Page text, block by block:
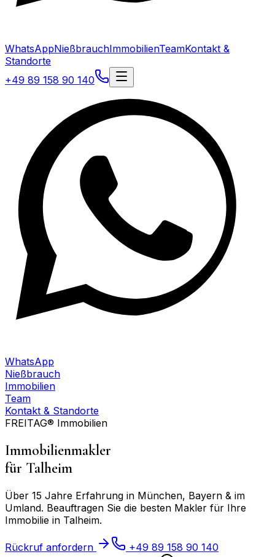
WhatsAppNießbrauchImmobilienTeamKontakt &
Standorte
+49 89 158 90 140
WhatsApp
Nießbrauch
Immobilien
Team
Kontakt & Standorte
FREITAG® Immobilien
Immobilienmakler
für Talheim
Über 15 Jahre Erfahrung in München, Bayern & im
Umland. Beauftragen Sie die besten Makler für Ihre
Immobilie in Talheim.
Rückruf anfordern
+49 89 158 90 140